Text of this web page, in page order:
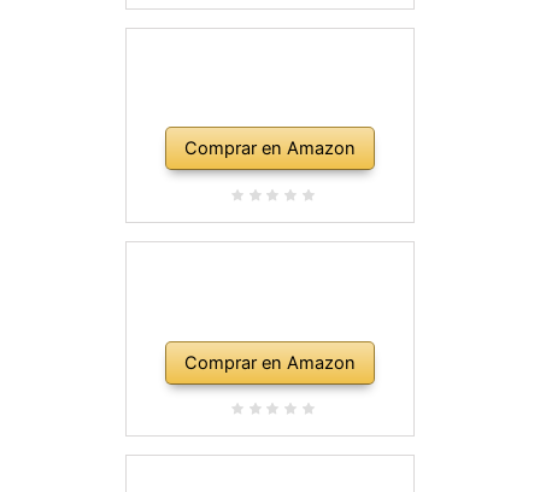
Comprar en Amazon
Comprar en Amazon